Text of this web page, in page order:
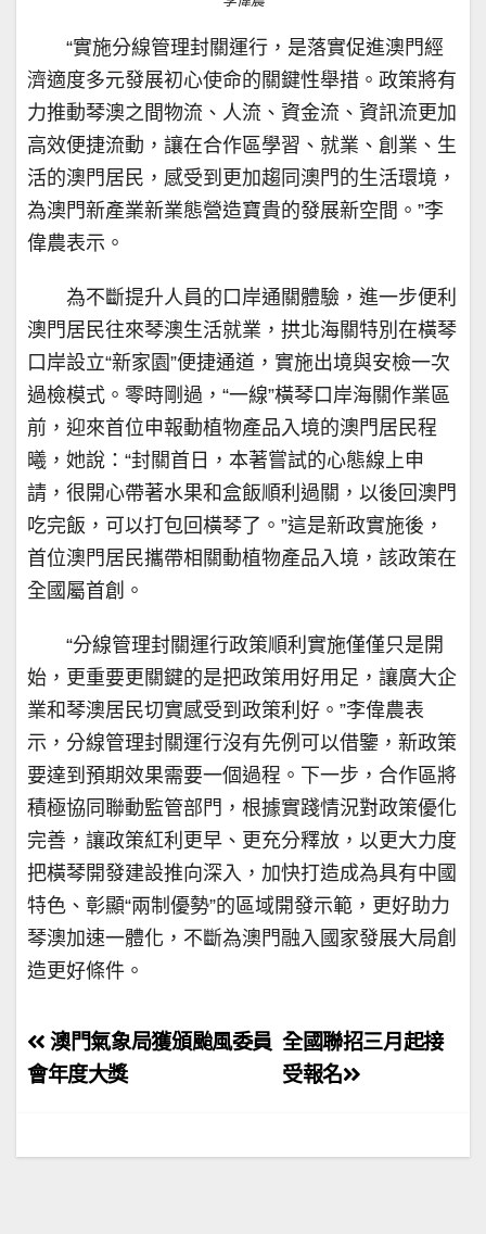
“實施分線管理封關運行，是落實促進澳門經
濟適度多元發展初心使命的關鍵性舉措。政策將有
力推動琴澳之間物流、人流、資金流、資訊流更加
高效便捷流動，讓在合作區學習、就業、創業、生
活的澳門居民，感受到更加趨同澳門的生活環境，
為澳門新產業新業態營造寶貴的發展新空間。”李
偉農表示。
為不斷提升人員的口岸通關體驗，進一步便利
澳門居民往來琴澳生活就業，拱北海關特別在橫琴
口岸設立“新家園”便捷通道，實施出境與安檢一次
過檢模式。零時剛過，“一線”橫琴口岸海關作業區
前，迎來首位申報動植物產品入境的澳門居民程
曦，她說：“封關首日，本著嘗試的心態線上申
請，很開心帶著水果和盒飯順利過關，以後回澳門
吃完飯，可以打包回橫琴了。”這是新政實施後，
首位澳門居民攜帶相關動植物產品入境，該政策在
全國屬首創。
“分線管理封關運行政策順利實施僅僅只是開
始，更重要更關鍵的是把政策用好用足，讓廣大企
業和琴澳居民切實感受到政策利好。”李偉農表
示，分線管理封關運行沒有先例可以借鑒，新政策
要達到預期效果需要一個過程。下一步，合作區將
積極協同聯動監管部門，根據實踐情況對政策優化
完善，讓政策紅利更早、更充分釋放，以更大力度
把橫琴開發建設推向深入，加快打造成為具有中國
特色、彰顯“兩制優勢”的區域開發示範，更好助力
琴澳加速一體化，不斷為澳門融入國家發展大局創
造更好條件。
文
章
覽
全國聯招三月起接
受報名
澳門氣象局獲頒颱風委員
會年度大獎